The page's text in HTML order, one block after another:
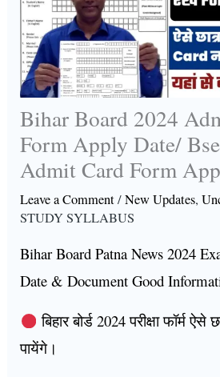
Bihar Board 2024
Form Apply Date/
Admit Card Form
Leave a Comment/New Updates,
STUDY SYLLABUS
Bihar Board Patna News 2024
Date & Document Good
बिहार बोर्ड 2024 परीक्षा फॉर्म
पायेंगे।